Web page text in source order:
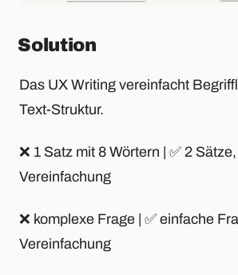
Solution
Das UX Writing vereinfacht
Text-Struktur.
❌ 1 Satz mit 8 Wörtern | ✅ 2
Vereinfachung
❌ komplexe Frage | ✅ einfache
Vereinfachung